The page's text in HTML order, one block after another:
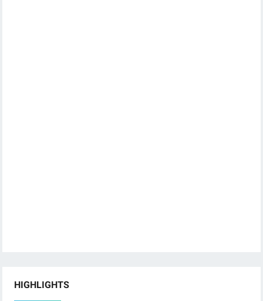
HIGHLIGHTS